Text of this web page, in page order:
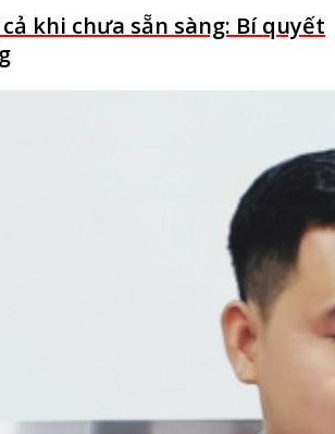
khi chưa sẵn sàng: Bí quyết